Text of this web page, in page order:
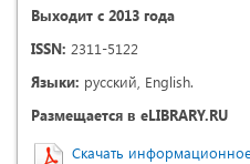
Выходит с 2013 года
ISSN: 2311-5122
Языки: русский, English.
Размещается в eLIBRARY.RU
Скачать